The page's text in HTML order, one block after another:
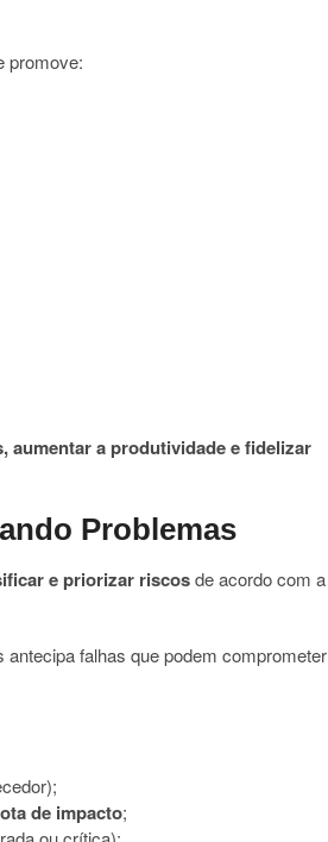
promove:
aumentar a produtividade e fidelizar
Problemas
e priorizar riscosde acordo com a
antecipa falhas que podem comprometer
de impacto;